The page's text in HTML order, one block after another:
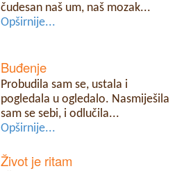
čudesan naš um, naš mozak...
Opširnije...
Buđenje
Probudila sam se, ustala i
pogledala u ogledalo. Nasmiješila
sam se sebi, i odlučila...
Opširnije...
Život je ritam